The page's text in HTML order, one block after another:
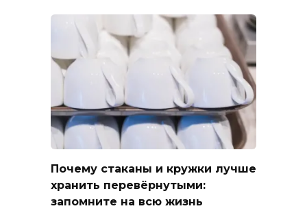
Почему стаканы и кружки лучше
хранить перевёрнутыми:
запомните на всю жизнь